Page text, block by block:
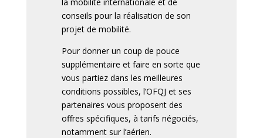
conseils pour la réalisation de son
projet de mobilité.
Pour donner un coup de pouce
supplémentaire et faire en sorte que
vous partiez dans les meilleures
conditions possibles, l’OFQJ et ses
partenaires vous proposent des
offres spécifiques, à tarifs négociés,
notamment sur l’aérien.